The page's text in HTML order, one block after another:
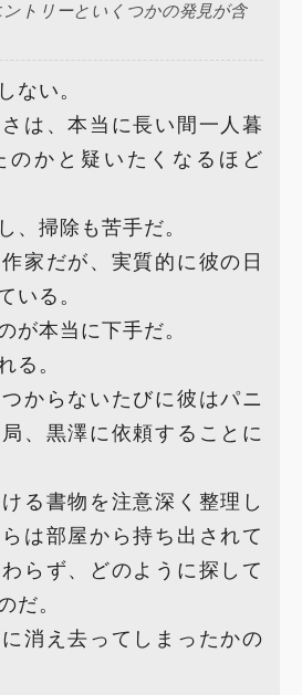
ントリーといくつかの発見が含
ない。
は、本当に長い間一人暮
のかと疑いたくなるほど
、掃除も苦手だ。
家だが、実質的に彼の日
いる。
が本当に下手だ。
る。
からないたびに彼はパニ
、黒澤に依頼することに
る書物を注意深く整理し
は部屋から持ち出されて
らず、どのように探して
だ。
消え去ってしまったかの